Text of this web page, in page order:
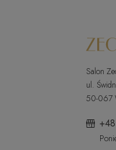
Salon
ul.
50-067